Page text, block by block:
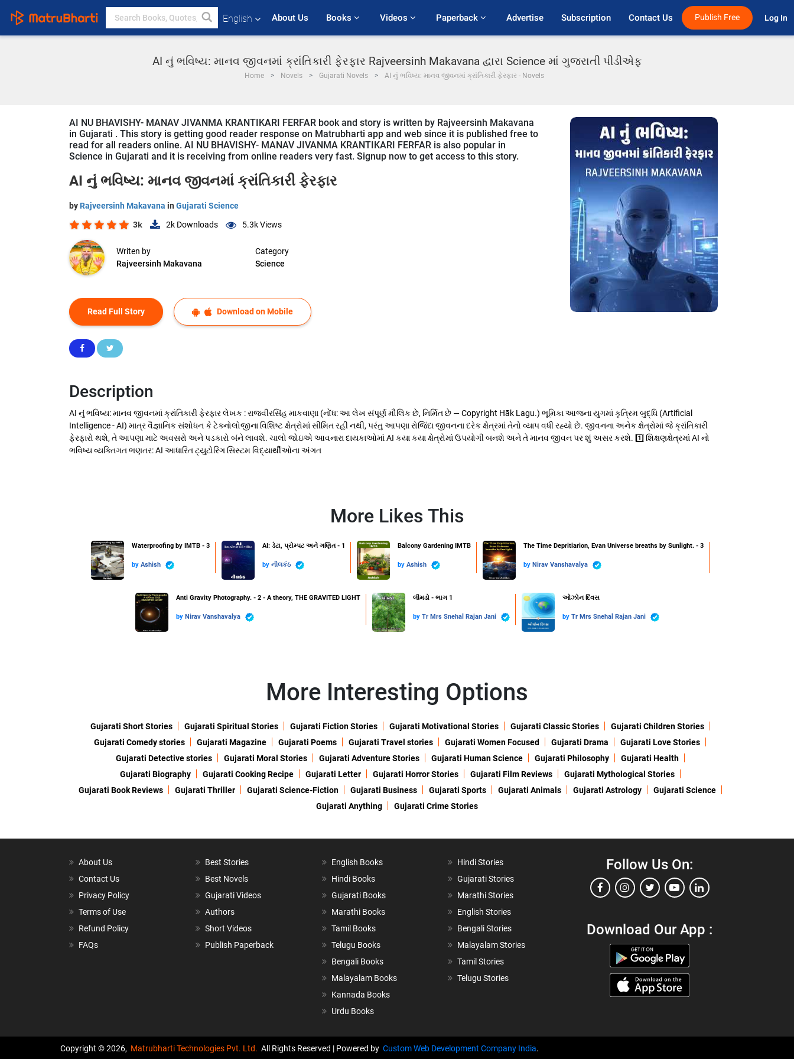
English About Us Books Videos Paperback Advertise Subscription Contact Us Publish Free Log In
AI નું ભવિષ્ય: માનવ જીવનમાં ક્રાંતિકારી ફેરફાર Rajveersinh Makavana દ્વારા Science માં ગુજરાતી પીડીએફ
Home Novels Gujarati Novels AI નું ભવિષ્ય: માનવ જીવનમાં ક્રાંતિકારી ફેરફાર - Novels
AI NU BHAVISHY- MANAV JIVANMA KRANTIKARI FERFAR book and story is written by Rajveersinh Makavana
in Gujarati . This story is getting good reader response on Matrubharti app and web since it is published free to
read for all readers online. AI NU BHAVISHY- MANAV JIVANMA KRANTIKARI FERFAR is also popular in
Science in Gujarati and it is receiving from online readers very fast. Signup now to get access to this story.
AI નું ભવિષ્ય: માનવ જીવનમાં ક્રાંતિકારી ફેરફાર
by Rajveersinh Makavana in Gujarati Science
3k 2k Downloads 5.3kViews
Writen by
Rajveersinh Makavana
Category
Science
Read Full Story Download on Mobile
Description
AI નું ભવિષ્ય: માનવ જીવનમાં ક્રાંતિકારી ફેરફાર લેખક : રાજવીરસિંહ માકવાણા (નોંધ: આ લેખ સંપૂર્ણ મૌલિક છે, નિર્મિત છે — Copyright Hāk Lagu.) ભૂમિકા આજના યુગમાં કૃત્રિમ બુદ્ધિ (Artificial
Intelligence - AI) માત્ર વૈજ્ઞાનિક સંશોધન કે ટેક્નોલોજીના વિશિષ્ટ ક્ષેત્રોમાં સીમિત રહી નથી, પરંતુ આપણા રોજિંદા જીવનના દરેક ક્ષેત્રમાં તેનો વ્યાપ વધી રહ્યો છે. જીવનના અનેક ક્ષેત્રોમાં જે ક્રાંતિકારી
ફેરફારો થશે, તે આપણા માટે અવસરો અને પડકારો બંને લાવશે. ચાલો જોઇએ આવનારા દાયકાઓમાં AI કયા કયા ક્ષેત્રોમાં ઉપયોગી બનશે અને તે માનવ જીવન પર શું અસર કરશે. 1️⃣ શિક્ષણક્ષેત્રમાં AI નો
ભવિષ્ય વ્યક્તિગત ભણતર: AI આધારિત ટ્યુટોરિંગ સિસ્ટમ વિદ્યાર્થીઓના અંગત
More Likes This
Waterproofing by IMTB - 3
by Ashish
AI: ડેટા, પ્રોમ્પટ અને ગણિત - 1
by નીલકંઠ
Balcony Gardening IMTB
by Ashish
The Time Depritiarion, Evan Universe breaths by Sunlight. - 3
by Nirav Vanshavalya
Anti Gravity Photography. - 2 - A theory, THE GRAVITED LIGHT
by Nirav Vanshavalya
લીમડો - ભાગ 1
by Tr Mrs Snehal Rajan Jani
ઓઝોન દિવસ
by Tr Mrs Snehal Rajan Jani
More Interesting Options
Gujarati Short Stories Gujarati Spiritual Stories Gujarati Fiction Stories Gujarati Motivational Stories Gujarati Classic Stories
Gujarati Children Stories
Gujarati Comedy stories
Gujarati Magazine Gujarati Poems Gujarati Travel stories Gujarati Women Focused Gujarati Drama
Gujarati Love Stories
Gujarati Detective stories
Gujarati Moral Stories Gujarati Adventure Stories Gujarati Human Science Gujarati Philosophy
Gujarati Health
Gujarati Biography
Gujarati Cooking Recipe Gujarati Letter Gujarati Horror Stories Gujarati Film Reviews
Gujarati Mythological Stories
Gujarati Book Reviews
Gujarati Thriller Gujarati Science-Fiction Gujarati Business Gujarati Sports Gujarati Animals Gujarati Astrology
Gujarati Science
Gujarati Anything
Gujarati Crime Stories
About Us
Contact Us
Privacy Policy
Terms of Use
Refund Policy
FAQs
Best Stories
Best Novels
Gujarati Videos
Authors
Short Videos
Publish Paperback
English Books
Hindi Books
Gujarati Books
Marathi Books
Tamil Books
Telugu Books
Bengali Books
Malayalam Books
Kannada Books
Urdu Books
Hindi Stories
Gujarati Stories
Marathi Stories
English Stories
Bengali Stories
Malayalam Stories
Tamil Stories
Telugu Stories
Follow Us On:
Download Our App :
Copyright © 2026, Matrubharti Technologies Pvt. Ltd. All Rights Reserved | Powered by Custom Web Development Company India.